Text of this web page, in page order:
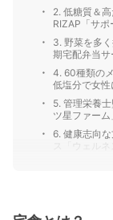
2. 低糖質＆
RIZAP「サポ
3. 野菜を多
期宅配弁当サ
4. 60種類の
低塩分で女性
5. 管理栄養
ツ星ファーム
6. 健康志向